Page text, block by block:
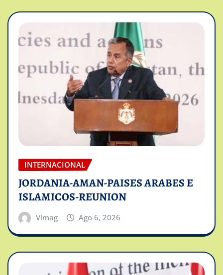
INTERNACIONAL
JORDANIA-AMAN-PAISES ARABES E
ISLAMICOS-REUNION
Vimag Ago 6, 2026